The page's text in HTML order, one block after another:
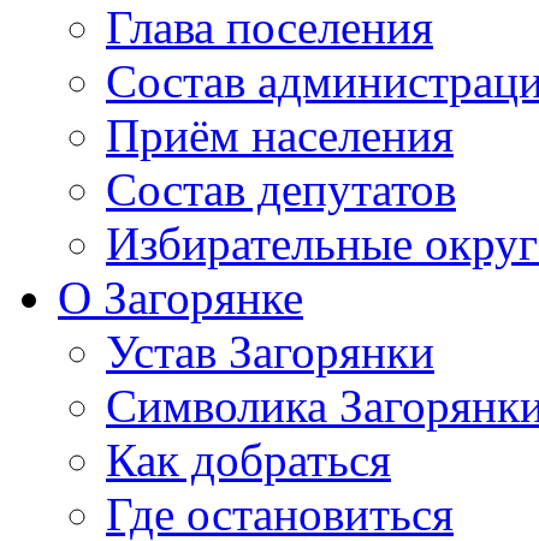
Глава поселения
Состав
Приём населения
Состав депутатов
Избирательные
О Загорянке
Устав Загорянки
Символика
Как добраться
Где остановиться